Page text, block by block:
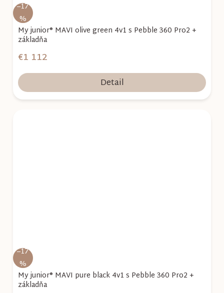
–17
%
My junior® MAVI olive green 4v1 s Pebble 360 Pro2 +
základňa
€1 112
Detail
–17
%
My junior® MAVI pure black 4v1 s Pebble 360 Pro2 +
základňa